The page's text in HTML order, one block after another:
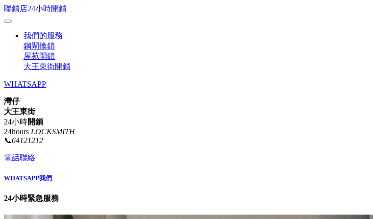
聯鎖店24小時開鎖
我們的服務
鋼閘換鎖
屋苑開鎖
大王東街開鎖
WHATSAPP
灣仔
大王東街
24小時開鎖
24hours LOCKSMITH
📞64121212
電話聯絡
WHATSAPP我們
24小時緊急服務